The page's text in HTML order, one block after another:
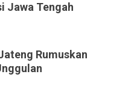
Jawa Tengah
Rumuskan